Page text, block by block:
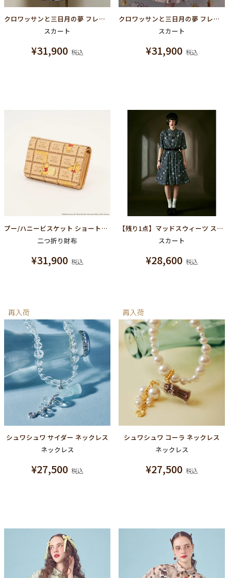
クロワッサンと三日月の夢 フレアスカート（ネイビー）
スカート
¥31,900 税込
クロワッサンと三日月の夢 フレアスカート（アイボリー）
スカート
¥31,900 税込
プー/ハニービスケット ショートウォレット（財布）【ディズニー アクセサリー】
二つ折り財布
¥31,900 税込
【残り1点】マッドスウィーツ スカート (ブラック)
スカート
¥28,600 税込
再入荷
シュワシュワ サイダー ネックレス
ネックレス
¥27,500 税込
再入荷
シュワシュワ コーラ ネックレス
ネックレス
¥27,500 税込